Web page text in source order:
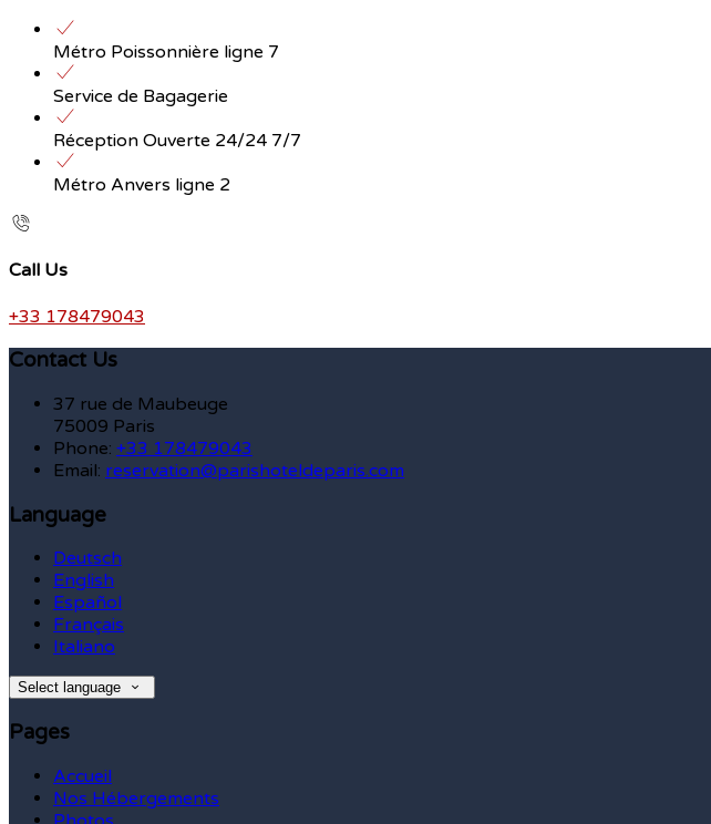
Métro Poissonnière ligne 7
Service de Bagagerie
Réception Ouverte 24/24 7/7
Métro Anvers ligne 2
Call Us
+33 178479043
Contact Us
37 rue de Maubeuge
75009 Paris
Phone: +33 178479043
Email: reservation@parishoteldeparis.com
Language
Deutsch
English
Español
Français
Italiano
Select language
Pages
Accueil
Nos Hébergements